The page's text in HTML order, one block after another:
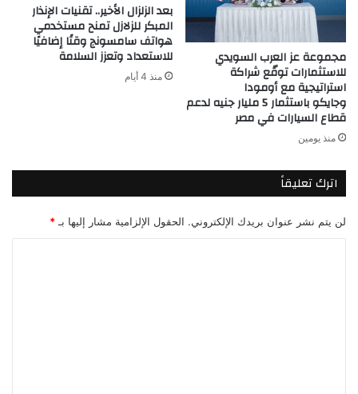
مجموعة عز العرب السويدي
للاستثمارات توقّع شراكة
استراتيجية مع أومودا
وجايكو باستثمار 5 مليار جنيه لدعم
قطاع السيارات في مصر
منذ يومين
بعد الزلزال الأخير.. تقنيات الإنذار
المبكر للزلازل تمنح مستخدمي
هواتف سامسونج وقتًا إضافيًا
للاستعداد وتعزز السلامة
منذ 4 أيام
اترك تعليقاً
لن يتم نشر عنوان بريدك الإلكتروني. الحقول الإلزامية مشار إليها بـ *